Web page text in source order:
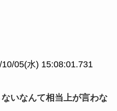
10/05(水) 15:08:01.731
いなんて相当上が言わな